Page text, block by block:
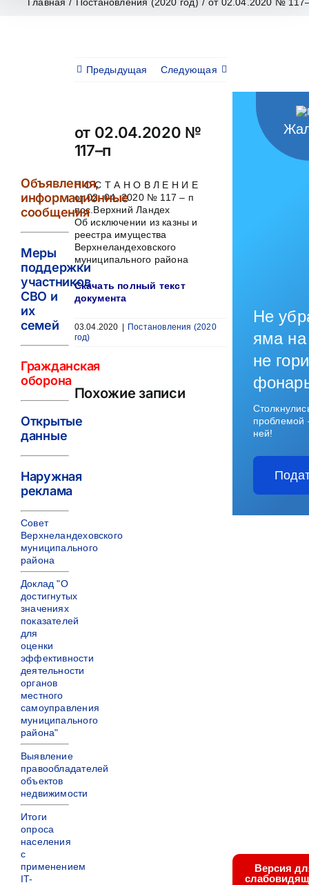
Предыдущая Следующая
от 02.04.2020 №
117–п
П О С Т А Н О В Л Е Н И Е
от 02. 04. 2020 № 117 – п
пос.Верхний Ландех
Об исключении из казны и
реестра имущества
Верхнеландеховского
муниципального района
Скачать полный текст
документа
03.04.2020
Постановления (2020
год)
Похожие записи
Объявления,
информационные
сообщения
Меры
поддержки
участников
СВО и
их
семей
Гражданская
оборона
Открытые
данные
Наружная
реклама
Совет
Верхнеландеховского
муниципального
района
Доклад "О
достигнутых
значениях
показателей
для
оценки
эффективности
деятельности
органов
местного
самоуправления
муниципального
района"
Выявление
правообладателей
объектов
недвижимости
Итоги
опроса
населения
с
применением
IT-
Не
яма на
не
ней!
Версия